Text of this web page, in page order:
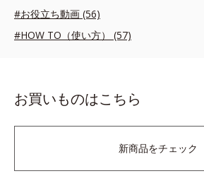
#お役立ち動画 (56)
#HOW TO（使い方） (57)
お買いものはこちら
新商品をチェック